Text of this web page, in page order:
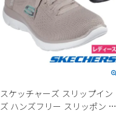
スケッチャーズ スリップイン
ズ ハンズフリー スリッポン ス